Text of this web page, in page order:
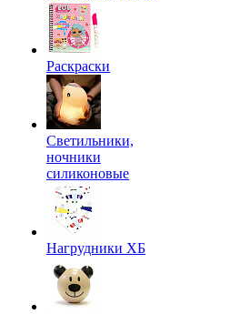
Раскраски
Светильники,
ночники
силиконовые
Нагрудники ХБ